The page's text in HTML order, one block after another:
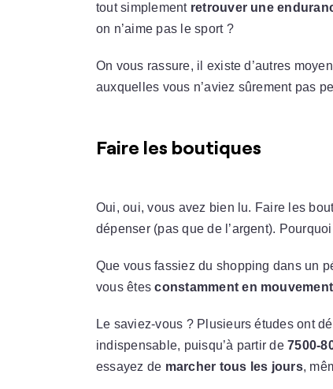
tout simplement retrouver une
on n’aime pas le sport ?
On vous rassure, il existe d’autres
auxquelles vous n’aviez sûrement pas
Faire les boutiques
Oui, oui, vous avez bien lu. Faire les
dépenser (pas que de l’argent).
Que vous fassiez du shopping dans un
vous êtesconstamment en
Le saviez-vous ? Plusieurs études ont
indispensable, puisqu’à partir de7500-
essayez de marcher tous les jours,